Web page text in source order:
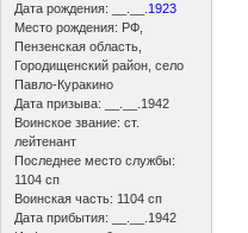
Дата рождения: __.__.1923
Место рождения: РФ,
Пензенская область,
Городищенский район, село
Павло-Куракино
Дата призыва: __.__.1942
Воинское звание: ст.
лейтенант
Последнее место службы:
1104 сп
Воинская часть: 1104 сп
Дата прибытия: __.__.1942